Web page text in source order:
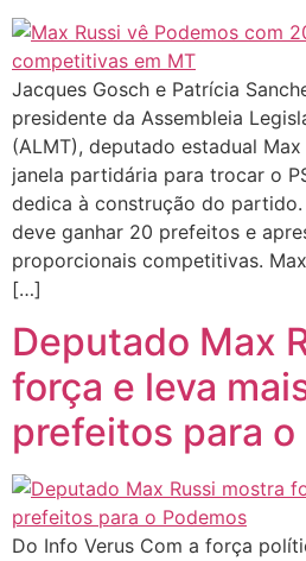
Jacques Gosch e Patrícia
presidente da Assembleia
(ALMT), deputado estadual Max
janela partidária para trocar o
dedica à construção do partido.
deve ganhar 20 prefeitos e
proporcionais competitivas.
[…]
Deputado Max
força e leva
prefeitos para o
Do Info Verus Com a força